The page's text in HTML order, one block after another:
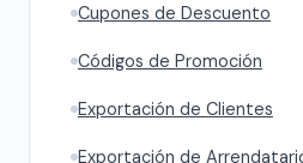
Cupones de Descuento
Códigos de Promoción
Exportación de Clientes
Exportación de